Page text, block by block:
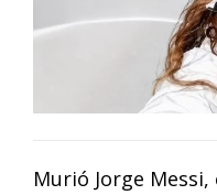
Murió Jorge